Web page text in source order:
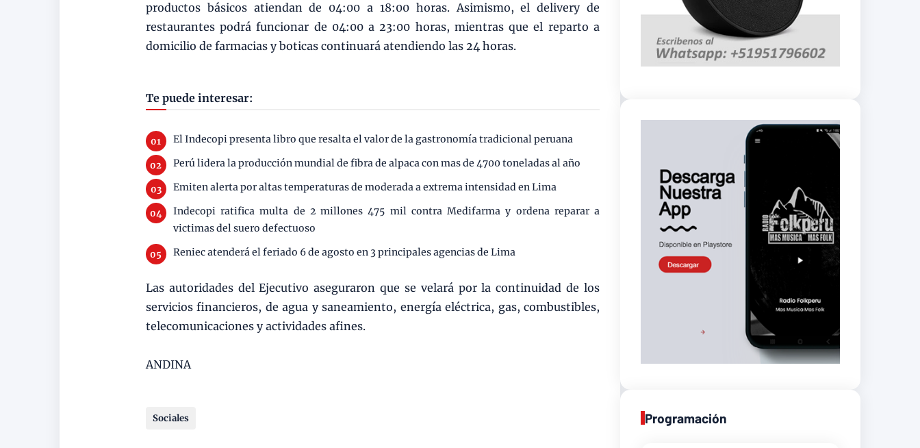
productos básicos atiendan de 04:00 a 18:00 horas. Asimismo, el delivery de
restaurantes podrá funcionar de 04:00 a 23:00 horas, mientras que el reparto a
domicilio de farmacias y boticas continuará atendiendo las 24 horas.
Te puede interesar:
El Indecopi presenta libro que resalta el valor de la gastronomía tradicional peruana
Perú lidera la producción mundial de fibra de alpaca con mas de 4700 toneladas al año
Emiten alerta por altas temperaturas de moderada a extrema intensidad en Lima
Indecopi ratifica multa de 2 millones 475 mil contra Medifarma y ordena reparar a
victimas del suero defectuoso
Reniec atenderá el feriado 6 de agosto en 3 principales agencias de Lima
Las autoridades del Ejecutivo aseguraron que se velará por la continuidad de los
servicios financieros, de agua y saneamiento, energía eléctrica, gas, combustibles,
telecomunicaciones y actividades afines.
ANDINA
Sociales Programación